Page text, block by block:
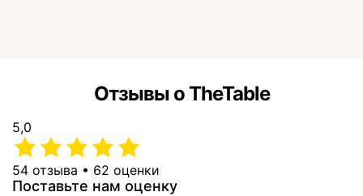
Отзывы о TheTable
5,0
54 отзыва • 62 оценки
Поставьте нам оценку